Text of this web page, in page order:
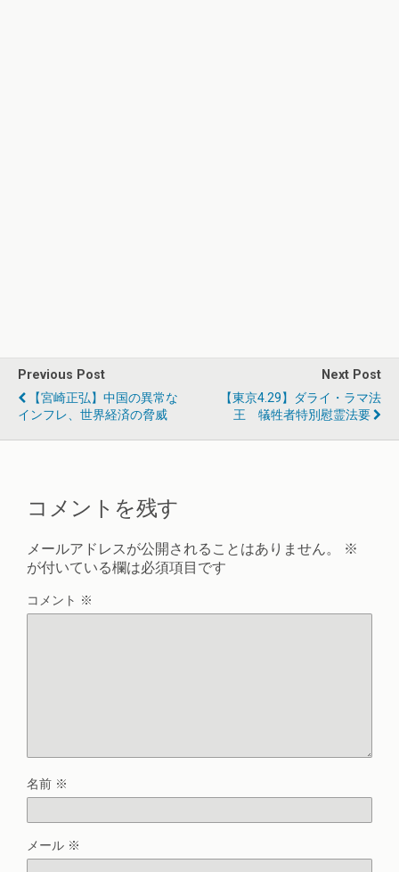
Previous Post
【宮崎正弘】中国の異常な
インフレ、世界経済の脅威
Next Post
【東京4.29】ダライ・ラマ法
王 犠牲者特別慰霊法要
コメントを残す
メールアドレスが公開されることはありません。
※
が付いている欄は必須項目です
コメント ※
名前 ※
メール ※